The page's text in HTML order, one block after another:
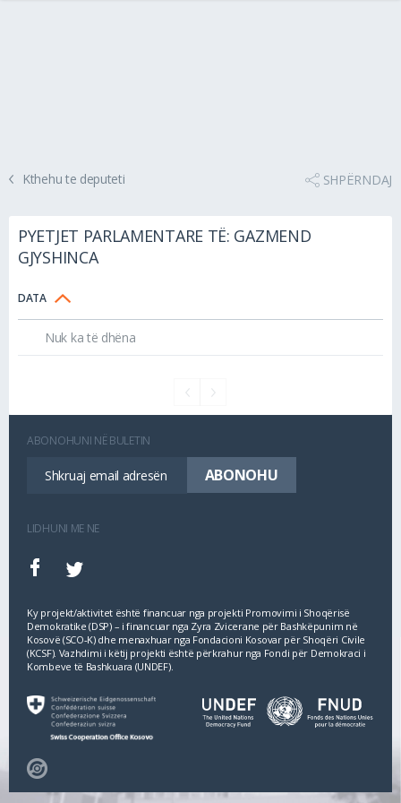
Kthehu te deputeti SHPËRNDAJ
PYETJET PARLAMENTARE TË: GAZMEND
GJYSHINCA
DATA
Nuk ka të dhëna
ABONOHUNI NË BULETIN
LIDHUNI ME NE
Ky projekt/aktivitet është financuar nga projekti Promovimi i Shoqërisë
Demokratike (DSP) – i financuar nga Zyra Zvicerane për Bashkëpunim në
Kosovë (SCO‐K) dhe menaxhuar nga Fondacioni Kosovar për Shoqëri Civile
(KCSF). Vazhdimi i këtij projekti është përkrahur nga Fondi për Demokraci i
Kombeve të Bashkuara (UNDEF).